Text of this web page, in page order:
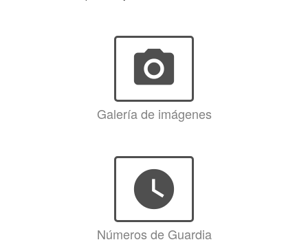
photo_camera
Galería de imágenes
watch_later
Números de Guardia